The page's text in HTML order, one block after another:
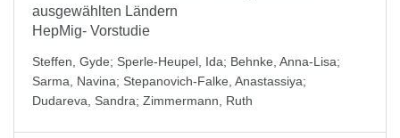
ausgewählten Ländern
HepMig- Vorstudie
Steffen, Gyde; Sperle-Heupel, Ida; Behnke, Anna-Lisa;
Sarma, Navina; Stepanovich-Falke, Anastassiya;
Dudareva, Sandra; Zimmermann, Ruth